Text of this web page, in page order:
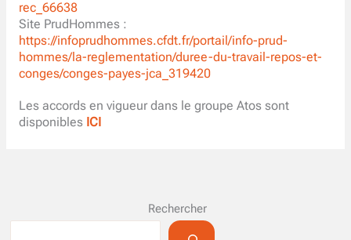
rec_66638
Site PrudHommes :
https://infoprudhommes.cfdt.fr/portail/info-prud-
hommes/la-reglementation/duree-du-travail-repos-et-
conges/conges-payes-jca_319420
Les accords en vigueur dans le groupe Atos sont
disponibles ICI
Rechercher